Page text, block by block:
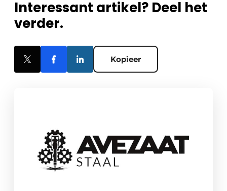
Interessant artikel? Deel het
verder.
Kopieer